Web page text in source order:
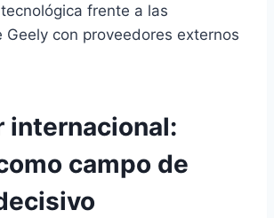
frente a las
Geely con proveedores externos
internacional:
campo de